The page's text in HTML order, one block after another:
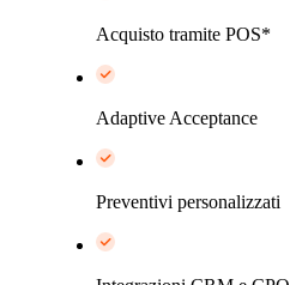
Acquisto tramite POS*
Adaptive Acceptance
Preventivi personalizzati